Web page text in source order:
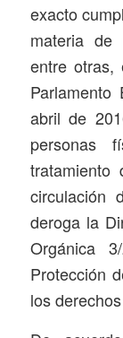
exacto
materia de
entre otras,
abril de
personas
deroga la
Orgánica
Protección
los